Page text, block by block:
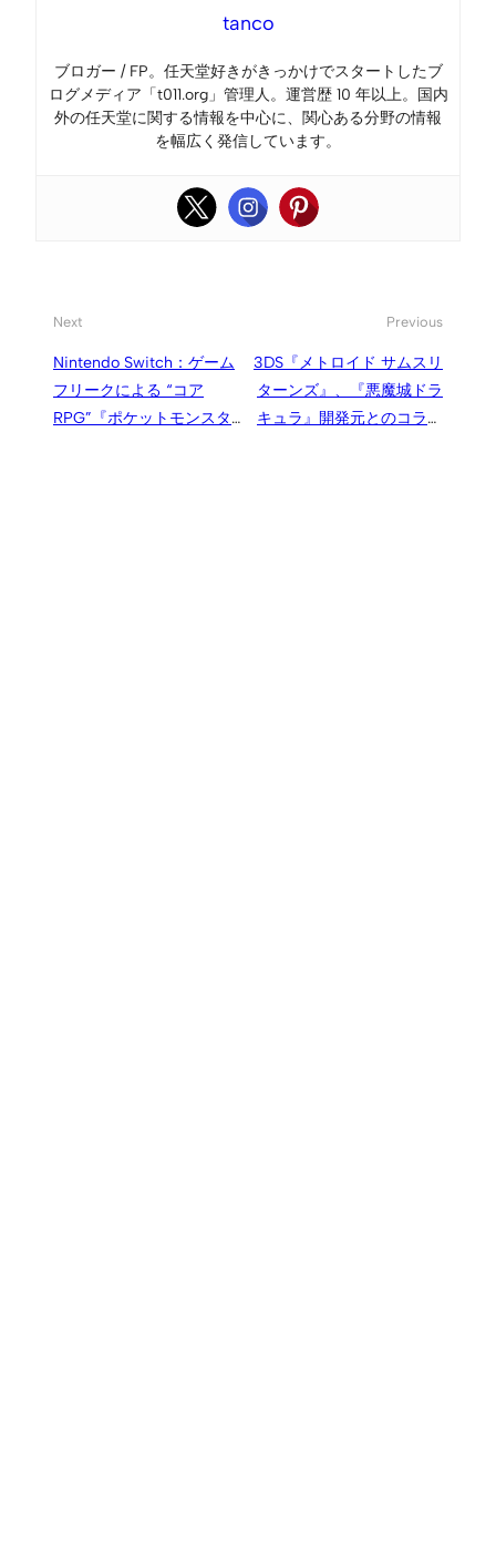
tanco
ブロガー / FP。任天堂好きがきっかけでスタートしたブ
ログメディア「t011.org」管理人。運営歴 10 年以上。国内
外の任天堂に関する情報を中心に、関心ある分野の情報
を幅広く発信しています。
Next
Nintendo Switch：ゲーム
フリークによる “コア
RPG”『ポケットモンスタ
Previous
3DS『メトロイド サムスリ
ターンズ』、『悪魔城ドラ
キュラ』開発元とのコラボ